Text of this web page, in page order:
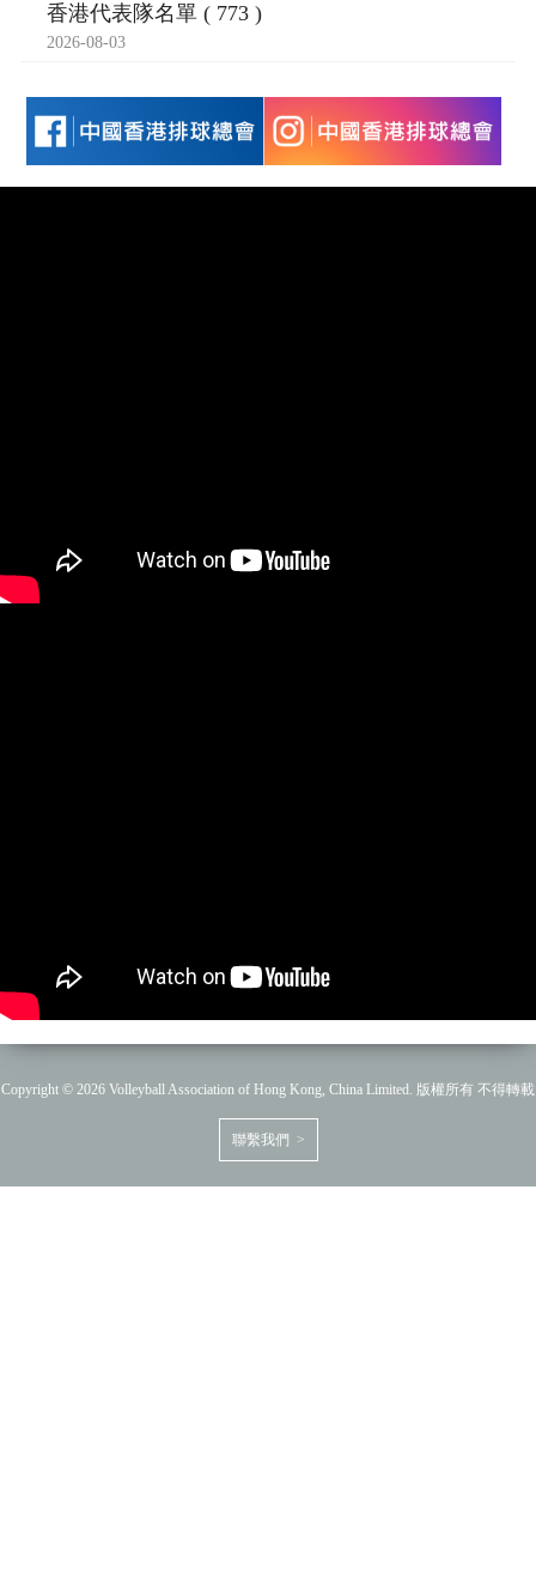
香港代表隊名單 ( 773 )
2026-08-03
Copyright © 2026 Volleyball Association of Hong Kong, China Limited. 版權所有 不得轉載
聯繫我們 >